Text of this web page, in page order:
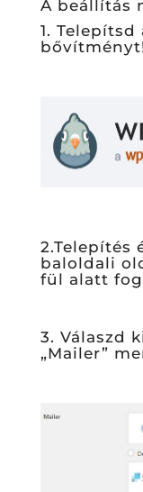
A beállítás
1. Telepítsd
2.Telepítés
baloldali
fül alatt
3. Válaszd
„Mailer”